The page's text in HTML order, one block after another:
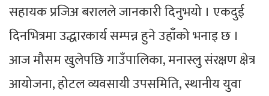
सहायक प्रजिअ बरालले जानकारी दिनुभयो । एकदुई
दिनभित्रमा उद्धारकार्य सम्पन्न हुने उहाँको भनाइ छ ।
आज मौसम खुलेपछि गाउँपालिका, मनास्लु संरक्षण क्षेत्र
आयोजना, होटल व्यवसायी उपसमिति, स्थानीय युवा